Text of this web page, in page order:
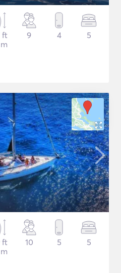
ft
9 4 5
ft
10 5 5